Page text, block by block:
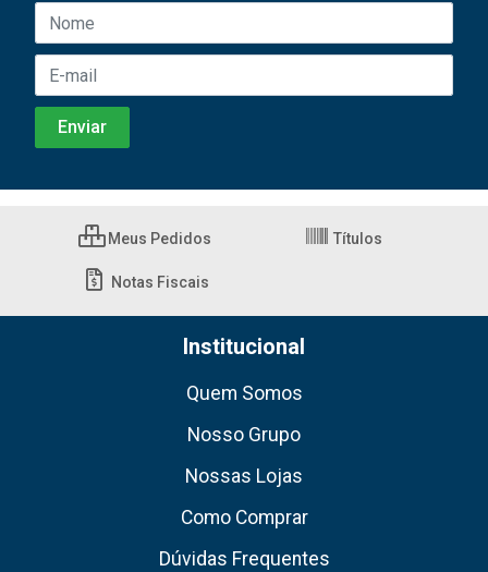
Meus Pedidos Títulos
Notas Fiscais
Institucional
Quem Somos
Nosso Grupo
Nossas Lojas
Como Comprar
Dúvidas Frequentes